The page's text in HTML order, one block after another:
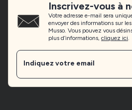
Inscrivez-vous à
Votre adresse e-mail sera
envoyer des informations sur
Musso. Vous pouvez vous
plus d’informations, cliquez ici
Indiquez votre email